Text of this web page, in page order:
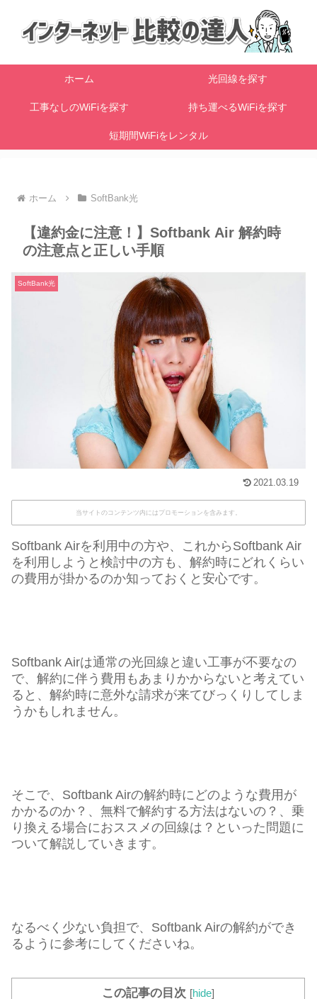
ホーム 光回線を探す
工事なしのWiFiを探す 持ち運べるWiFiを探す
短期間WiFiをレンタル
ホーム SoftBank光
【違約金に注意！】Softbank Air 解約時
の注意点と正しい手順
SoftBank光
2021.03.19
当サイトのコンテンツ内にはプロモーションを含みます。
Softbank Airを利用中の方や、これからSoftbank Air
を利用しようと検討中の方も、解約時にどれくらい
の費用が掛かるのか知っておくと安心です。
Softbank Airは通常の光回線と違い工事が不要なの
で、解約に伴う費用もあまりかからないと考えてい
ると、解約時に意外な請求が来てびっくりしてしま
うかもしれません。
そこで、Softbank Airの解約時にどのような費用が
かかるのか？、無料で解約する方法はないの？、乗
り換える場合におススメの回線は？といった問題に
ついて解説していきます。
なるべく少ない負担で、Softbank Airの解約ができ
るように参考にしてくださいね。
この記事の目次 [hide]